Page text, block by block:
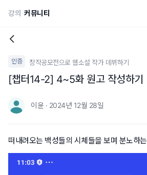
강의 커뮤니티
인증 창작공모전으로 웹소설 작가 데뷔하기
[챕터14-2] 4~5화 원고 작성하기
이윤 · 2024년 12월 28일
떠내려오는 백성들의 시체들을 보며 분노하